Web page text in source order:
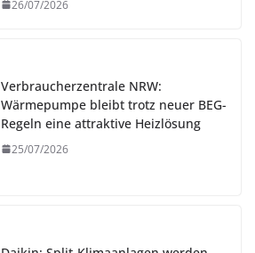
26/07/2026
Verbraucherzentrale NRW:
Wärmepumpe bleibt trotz neuer BEG-
Regeln eine attraktive Heizlösung
25/07/2026